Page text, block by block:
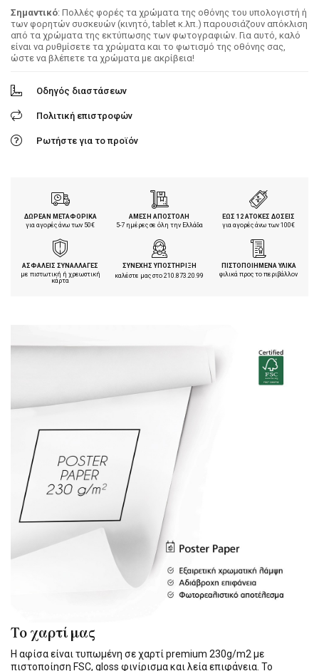
Σημαντικό: Πολλές φορές τα χρώματα της οθόνης του υπολογιστή ή
των φορητών συσκευών (κινητό, tablet κ.λπ.) παρουσιάζουν απόκλιση
από τα χρώματα της εκτύπωσης των φωτογραφιών. Για αυτό, καλό
είναι να ρυθμίσετε τα χρώματα και το φωτισμό της οθόνης σας,
ώστε να βλέπετε τα χρώματα με ακρίβεια!
Οδηγός διαστάσεων
Πολιτική επιστροφών
Ρωτήστε για το προϊόν
ΔΩΡΕΑΝ ΜΕΤΑΦΟΡΙΚΑ
για αγορές άνω των 50€
ΑΜΕΣΗ ΑΠΟΣΤΟΛΗ
5-7 ημέρες σε όλη την Ελλάδα
ΕΩΣ 12 ΑΤΟΚΕΣ ΔΟΣΕΙΣ
για αγορές άνω των 100€
ΑΣΦΑΛΕΙΣ ΣΥΝΑΛΛΑΓΕΣ
με πιστωτική ή χρεωστική
κάρτα
ΣΥΝΕΧΗΣ ΥΠΟΣΤΗΡΙΞΗ
καλέστε μας στο210.873.20.99
ΠΙΣΤΟΠΟΙΗΜΕΝΑ ΥΛΙΚΑ
φιλικά προς το περιβάλλον
Το χαρτί μας
Η αφίσα είναι τυπωμένη σε χαρτί premium 230g/m2 με
πιστοποίηση FSC, gloss φινίρισμα και λεία επιφάνεια. Το